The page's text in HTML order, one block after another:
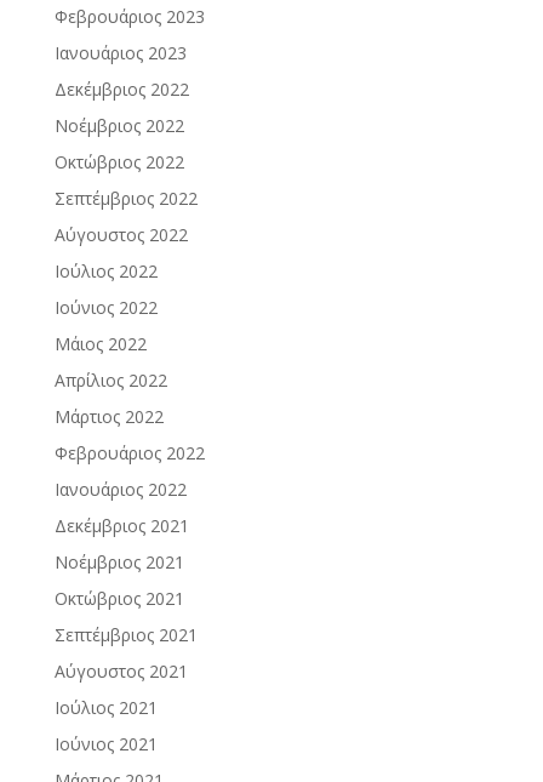
Φεβρουάριος 2023
Ιανουάριος 2023
Δεκέμβριος 2022
Νοέμβριος 2022
Οκτώβριος 2022
Σεπτέμβριος 2022
Αύγουστος 2022
Ιούλιος 2022
Ιούνιος 2022
Μάιος 2022
Απρίλιος 2022
Μάρτιος 2022
Φεβρουάριος 2022
Ιανουάριος 2022
Δεκέμβριος 2021
Νοέμβριος 2021
Οκτώβριος 2021
Σεπτέμβριος 2021
Αύγουστος 2021
Ιούλιος 2021
Ιούνιος 2021